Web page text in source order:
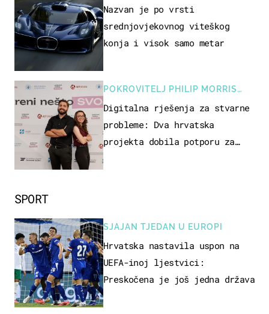
SPORT
SJAJAN TJEDAN U EUROPI
Hrvatska nastavila uspon na
UEFA-inoj ljestvici:
Preskočena je još jedna država
Nazvan je po vrsti
srednjovjekovnog viteškog
konja i visok samo metar
POKROVITELJ PHILIP MORRIS
ZAGREB
Digitalna rješenja za stvarne
probleme: Dva hrvatska
projekta dobila potporu za